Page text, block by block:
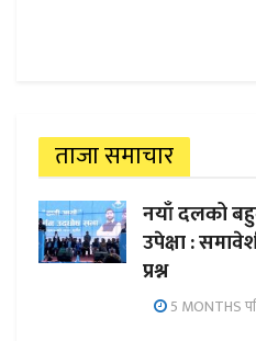
ताजा समाचार
नयाँ दलको
उपेक्षा :
प्रश्न
5 MONTHS